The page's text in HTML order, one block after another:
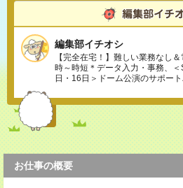
編集部イチオシ
【完全在宅！】難しい業務なし
時～時短＊データ入力・事務、
日・16日＞ドーム公演のサポー
お仕事の概要